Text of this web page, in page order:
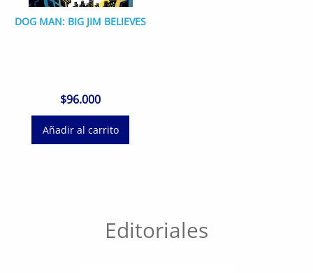
DOG MAN: BIG JIM BELIEVES
$96.000
Añadir al carrito
Editoriales